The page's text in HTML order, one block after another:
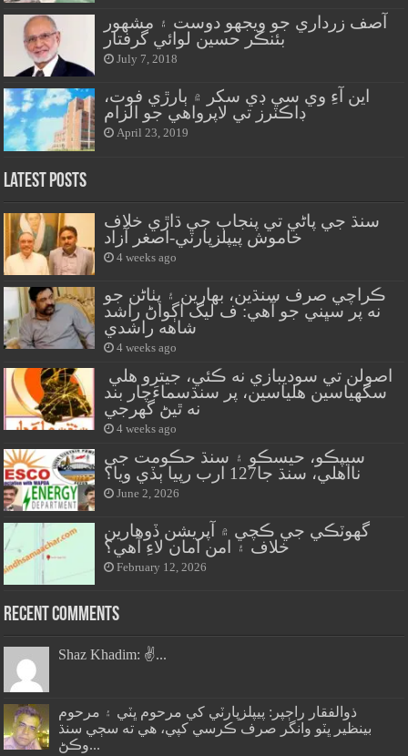
آصف زرداري جو ويجهو دوست ۽ مشهور
بئنڪر حسين لوائي گرفتار
July 7, 2018
اين آءِ وي سي ڊي سکر ۾ ٻارڙي فوت،
ڊاڪٽرز تي لاپرواهي جو الزام
April 23, 2019
Latest Posts
سنڌ جي پاڻي تي پنجاب جي ڌاڙي خلاف
خاموش پيپلزپارٽي-اصغر آزاد
4 weeks ago
ڪراچي صرف سنڌين، بهارين ۽ پٺاڻن جو
نه پر سڀني جو آهي: ف ليگ اڳواڻ راشد
شاهه راشدي
4 weeks ago
سگهياسين هلياسين، پر سنڌسماءَچار بند
نه ٿيڻ گهرجي
4 weeks ago
سيپڪو، حيسڪو ۽ سنڌ حڪومت جي
نااهلي، سنڌ جا127 ارب رپيا ٻڏي ويا؟
June 2, 2026
گهوٽڪي جي ڪچي ۾ آپريشن ڏوهارين
خلاف ۽ امن امان لاءِ آهي؟
February 12, 2026
Recent Comments
Shaz Khadim: ✌️...
ذوالفقار راڄپر: پيپلزپارٽي کي مرحوم ڀٽي ۽ مرحوم
بينظير ڀٽو وانگر صرف ڪرسي کپي، هي ته سڄي سنڌ
وڪڻ...